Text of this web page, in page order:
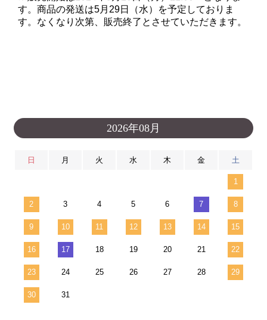
す。商品の発送は5月29日（水）を予定しておりま
す。なくなり次第、販売終了とさせていただきます。
2026年08月
日 月 火 水 木 金 土
1
2 3 4 5 6 7 8
9 10 11 12 13 14 15
16 17 18 19 20 21 22
23 24 25 26 27 28 29
30 31